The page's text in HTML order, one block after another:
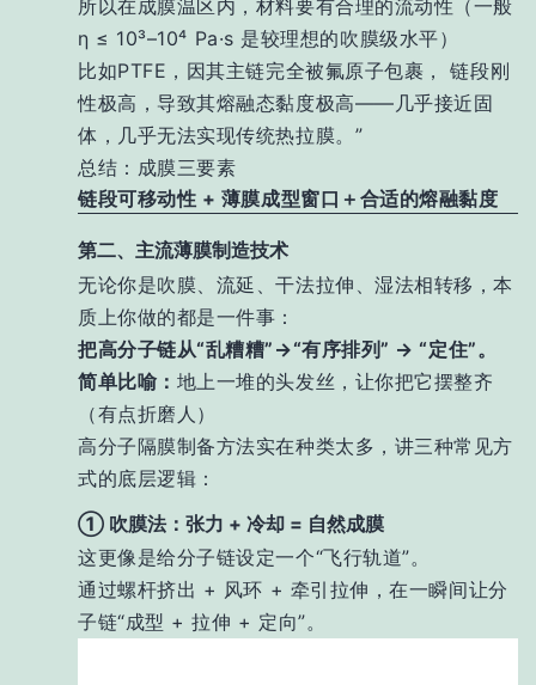
所以在成膜温区内，材料要有合理的流动性（一般
η ≤ 10³–10⁴ Pa·s 是较理想的吹膜级水平）
比如PTFE，因其主链完全被氟原子包裹， 链段刚
性极高，导致其熔融态黏度极高——几乎接近固
体，几乎无法实现传统热拉膜。”
总结：成膜三要素
链段可移动性 + 薄膜成型窗口＋合适的熔融黏度
第二、主流薄膜制造技术
无论你是吹膜、流延、干法拉伸、湿法相转移，本
质上你做的都是一件事：
把高分子链从“乱糟糟”→“有序排列” → “定住”。
简单比喻： 地上一堆的头发丝，让你把它摆整齐
（有点折磨人）
高分子隔膜制备方法实在种类太多，讲三种常见方
式的底层逻辑：
① 吹膜法：张力 + 冷却 = 自然成膜
这更像是给分子链设定一个“飞行轨道”。
通过螺杆挤出 + 风环 + 牵引拉伸，在一瞬间让分
子链“成型 + 拉伸 + 定向”。